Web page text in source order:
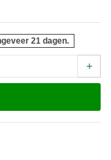
21 dagen.
+